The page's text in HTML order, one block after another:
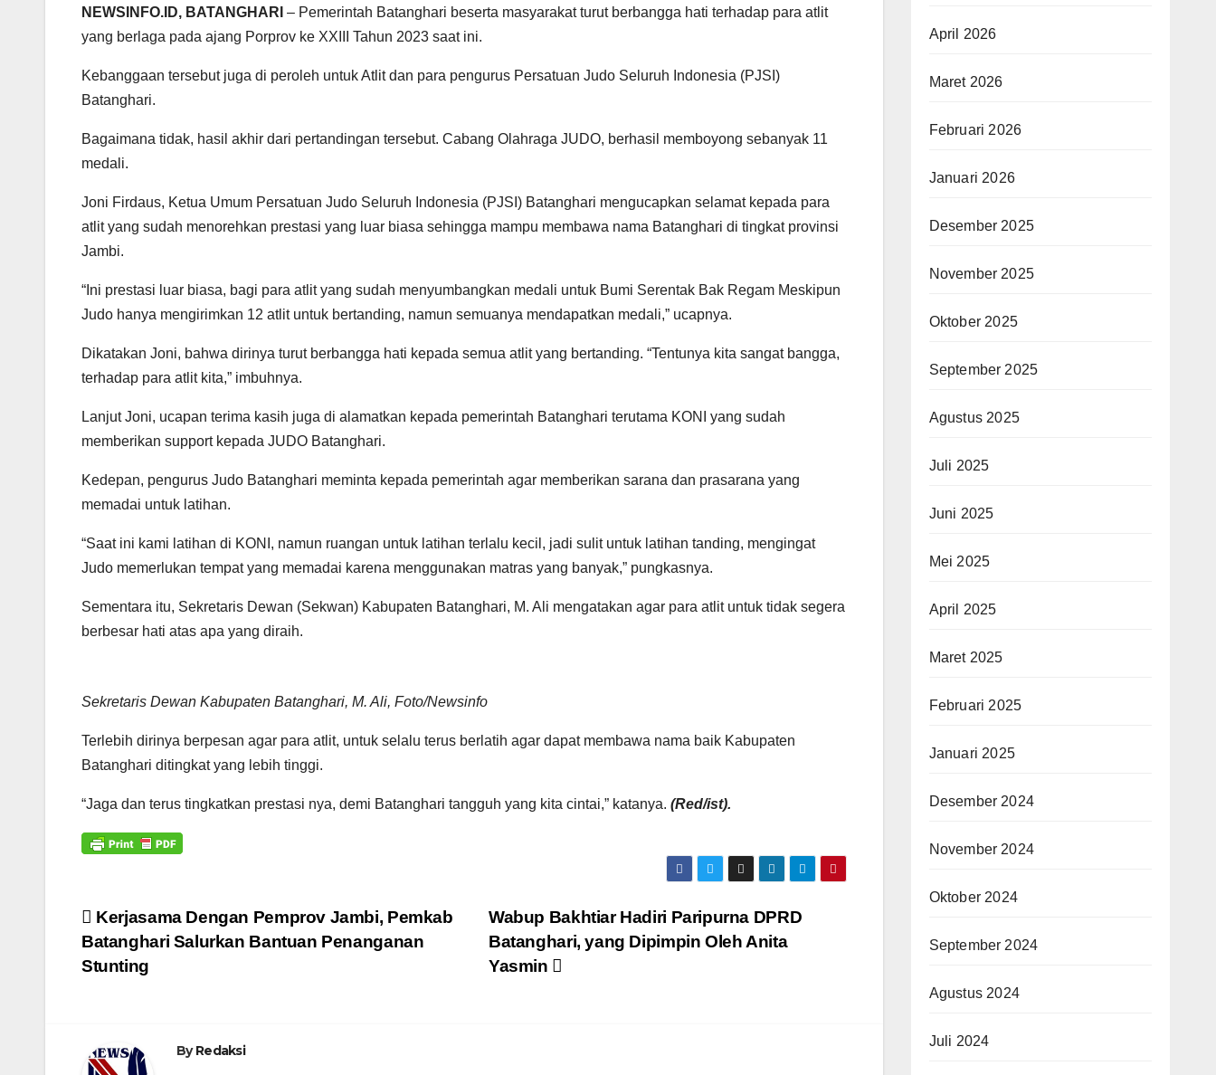
a
s
A
p
c
e
o
k
i
e
a
l
e
g
r
a
NEWSINFO.ID, BATANGHARI – Pemerintah Batanghari beserta masyarakat turut berbangga hati terhadap para atlit
yang berlaga pada ajang Porprov ke XXIII Tahun 2023 saat ini.
Kebanggaan tersebut juga di peroleh untuk Atlit dan para pengurus Persatuan Judo Seluruh Indonesia (PJSI)
Batanghari.
Bagaimana tidak, hasil akhir dari pertandingan tersebut. Cabang Olahraga JUDO, berhasil memboyong sebanyak 11
medali.
Joni Firdaus, Ketua Umum Persatuan Judo Seluruh Indonesia (PJSI) Batanghari mengucapkan selamat kepada para
atlit yang sudah menorehkan prestasi yang luar biasa sehingga mampu membawa nama Batanghari di tingkat provinsi
Jambi.
“Ini prestasi luar biasa, bagi para atlit yang sudah menyumbangkan medali untuk Bumi Serentak Bak Regam Meskipun
Judo hanya mengirimkan 12 atlit untuk bertanding, namun semuanya mendapatkan medali,” ucapnya.
Dikatakan Joni, bahwa dirinya turut berbangga hati kepada semua atlit yang bertanding. “Tentunya kita sangat bangga,
terhadap para atlit kita,” imbuhnya.
Lanjut Joni, ucapan terima kasih juga di alamatkan kepada pemerintah Batanghari terutama KONI yang sudah
memberikan support kepada JUDO Batanghari.
Kedepan, pengurus Judo Batanghari meminta kepada pemerintah agar memberikan sarana dan prasarana yang
memadai untuk latihan.
“Saat ini kami latihan di KONI, namun ruangan untuk latihan terlalu kecil, jadi sulit untuk latihan tanding, mengingat
Judo memerlukan tempat yang memadai karena menggunakan matras yang banyak,” pungkasnya.
Sementara itu, Sekretaris Dewan (Sekwan) Kabupaten Batanghari, M. Ali mengatakan agar para atlit untuk tidak segera
berbesar hati atas apa yang diraih.
Sekretaris Dewan Kabupaten Batanghari, M. Ali, Foto/Newsinfo
Terlebih dirinya berpesan agar para atlit, untuk selalu terus berlatih agar dapat membawa nama baik Kabupaten
Batanghari ditingkat yang lebih tinggi.
“Jaga dan terus tingkatkan prestasi nya, demi Batanghari tangguh yang kita cintai,” katanya. (Red/ist).
Navigasi
pos
Wabup Bakhtiar Hadiri Paripurna DPRD
Batanghari, yang Dipimpin Oleh Anita
Yasmin
Kerjasama Dengan Pemprov Jambi, Pemkab
Batanghari Salurkan Bantuan Penanganan
Stunting
ByRedaksi
April 2026
Maret 2026
Februari 2026
Januari 2026
Desember 2025
November 2025
Oktober 2025
September 2025
Agustus 2025
Juli 2025
Juni 2025
Mei 2025
April 2025
Maret 2025
Februari 2025
Januari 2025
Desember 2024
November 2024
Oktober 2024
September 2024
Agustus 2024
Juli 2024